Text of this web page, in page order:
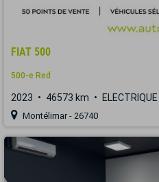
FIAT 500
500-e Red
2023 46573 km ELECTRIQUE
Montélimar - 26740